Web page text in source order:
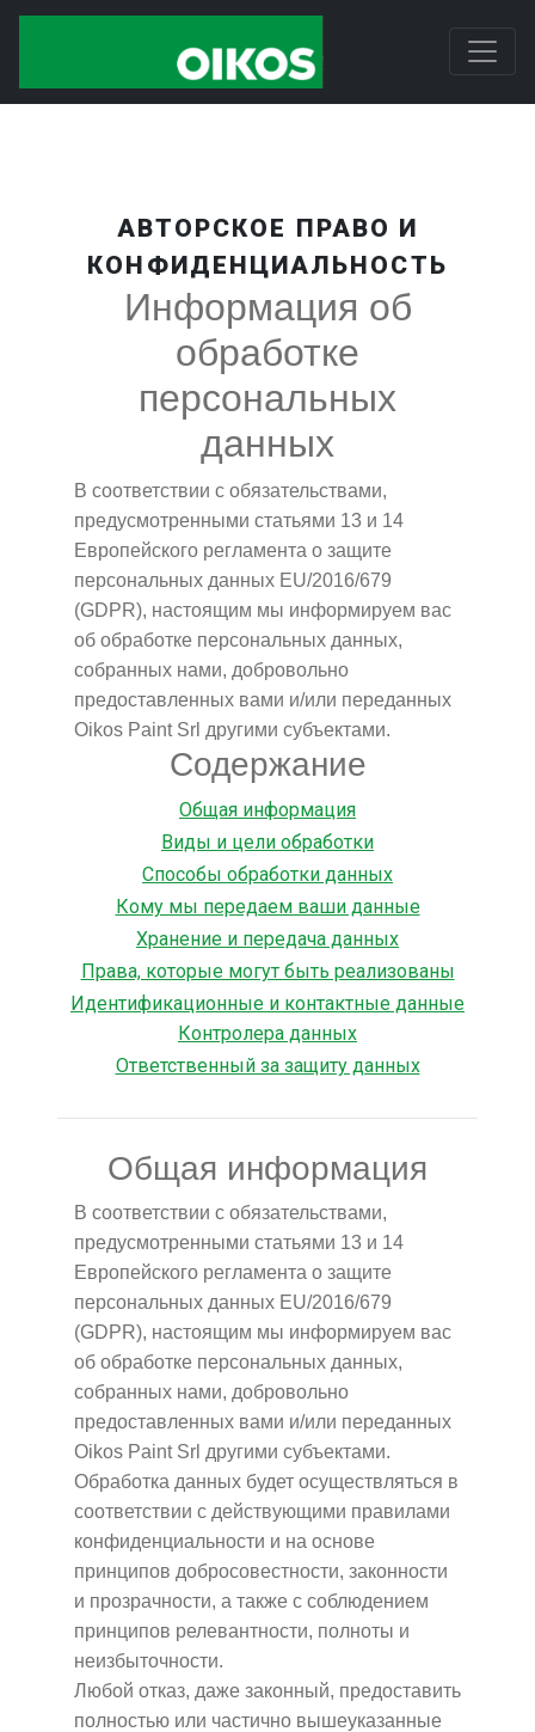
АВТОРСКОЕ ПРАВО И
КОНФИДЕНЦИАЛЬНОСТЬ
Информация об
обработке
персональных
данных
В соответствии с обязательствами,
предусмотренными статьями 13 и 14
Европейского регламента о защите
персональных данных EU/2016/679
(GDPR), настоящим мы информируем вас
об обработке персональных данных,
собранных нами, добровольно
предоставленных вами и/или переданных
Oikos Paint Srl другими субъектами.
Содержание
Общая информация
Виды и цели обработки
Способы обработки данных
Кому мы передаем ваши данные
Хранение и передача данных
Права, которые могут быть реализованы
Идентификационные и контактные данные
Контролера данных
Ответственный за защиту данных
Общая информация
В соответствии с обязательствами,
предусмотренными статьями 13 и 14
Европейского регламента о защите
персональных данных EU/2016/679
(GDPR), настоящим мы информируем вас
об обработке персональных данных,
собранных нами, добровольно
предоставленных вами и/или переданных
Oikos Paint Srl другими субъектами.
Обработка данных будет осуществляться в
соответствии с действующими правилами
конфиденциальности и на основе
принципов добросовестности, законности
и прозрачности, а также с соблюдением
принципов релевантности, полноты и
неизбыточности.
Любой отказ, даже законный, предоставить
полностью или частично вышеуказанные